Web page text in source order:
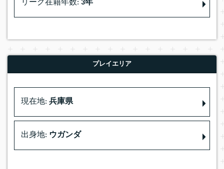
リーグ在籍年数: 3年
プレイエリア
現在地: 兵庫県
出身地: ウガンダ